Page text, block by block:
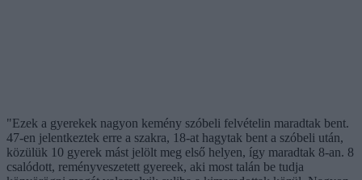
"Ezek a gyerekek nagyon kemény szóbeli felvételin maradtak bent.
47-en jelentkeztek erre a szakra, 18-at hagytak bent a szóbeli után,
közülük 10 gyerek mást jelölt meg első helyen, így maradtak 8-an. 8
csalódott, reményveszetett gyereek, aki most talán be tudja